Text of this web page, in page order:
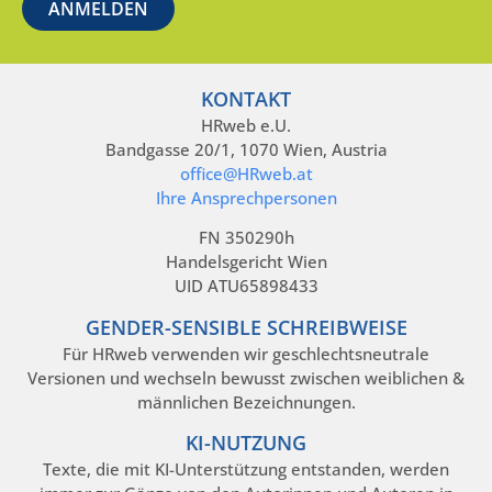
KONTAKT
HRweb e.U.
Bandgasse 20/1, 1070 Wien, Austria
office@HRweb.at
Ihre Ansprechpersonen
FN 350290h
Handelsgericht Wien
UID ATU65898433
GENDER-SENSIBLE SCHREIBWEISE
Für HRweb verwenden wir geschlechtsneutrale
Versionen und wechseln bewusst zwischen weiblichen &
männlichen Bezeichnungen.
KI-NUTZUNG
Texte, die mit KI-Unterstützung entstanden, werden